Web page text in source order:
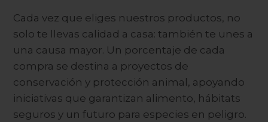
Cada vez que eliges nuestros productos, no
solo te llevas calidad a casa: también te unes a
una causa mayor. Un porcentaje de cada
compra se destina a proyectos de
conservación y protección animal, apoyando
iniciativas que garantizan alimento, hábitats
seguros y un futuro para especies en peligro.